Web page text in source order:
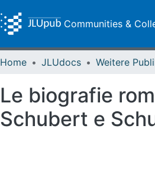
Communities &
Home JLUdocs Weitere
Le biografie
Schubert e